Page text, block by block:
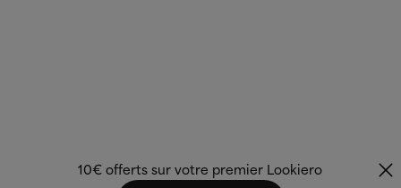
10€ offerts sur votre premier Lookiero